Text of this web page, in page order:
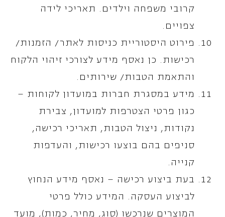
קרובי משפחה וילדים. תאריכי לידה
צפויים.
פירוט היסטוריית כניסות לאתר/ הזמנות/
רכישות. כן נאסף מידע לצורכי זיהוי הלקוח
והתאמת הטבות/ שירותים.
מידע במסגרת חברות במועדון לקוחות –
כגון פרטי הצטרפות למועדון, צבירת
נקודות, ניצול הטבות, תאריכי רכישה,
סניפים בהם בוצעו רכישות, והעדפות
קנייה.
בעת ביצוע רכישה – נאסף מידע הנחוץ
לביצוע העסקה. המידע כולל פרטי
המוצרים שנרכשו (סוג, מחיר, כמות), מועד